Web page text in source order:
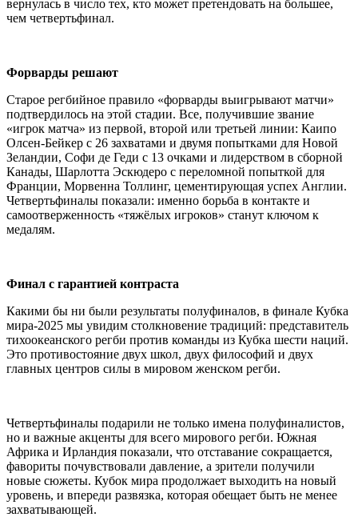
вернулась в число тех, кто может претендовать на большее,
чем четвертьфинал.
Форварды решают
Старое регбийное правило «форварды выигрывают матчи»
подтвердилось на этой стадии. Все, получившие звание
«игрок матча» из первой, второй или третьей линии: Каипо
Олсен-Бейкер с 26 захватами и двумя попытками для Новой
Зеландии, Софи де Геди с 13 очками и лидерством в сборной
Канады, Шарлотта Эскюдеро с переломной попыткой для
Франции, Морвенна Толлинг, цементирующая успех Англии.
Четвертьфиналы показали: именно борьба в контакте и
самоотверженность «тяжёлых игроков» станут ключом к
медалям.
Финал с гарантией контраста
Какими бы ни были результаты полуфиналов, в финале Кубка
мира-2025 мы увидим столкновение традиций: представитель
тихоокеанского регби против команды из Кубка шести наций.
Это противостояние двух школ, двух философий и двух
главных центров силы в мировом женском регби.
Четвертьфиналы подарили не только имена полуфиналистов,
но и важные акценты для всего мирового регби. Южная
Африка и Ирландия показали, что отставание сокращается,
фавориты почувствовали давление, а зрители получили
новые сюжеты. Кубок мира продолжает выходить на новый
уровень, и впереди развязка, которая обещает быть не менее
захватывающей.